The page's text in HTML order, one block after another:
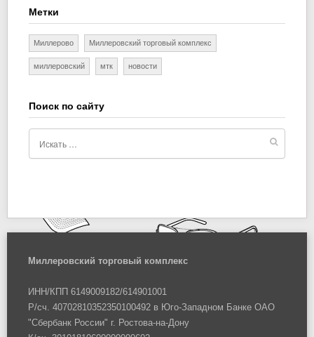
Метки
Миллерово Миллеровский торговый комплекс
миллеровский мтк новости
Поиск по сайту
Миллеровский торговый комплекс
ИНН/КПП 6149009182/614901001
Р/сч. 40702810352350100492 в Юго-Западном Банке ОАО
"Сбербанк России" г. Ростова-на-Дону